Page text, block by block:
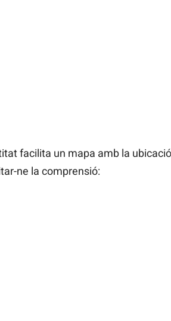
facilita un mapa amb la
ne la comprensió: